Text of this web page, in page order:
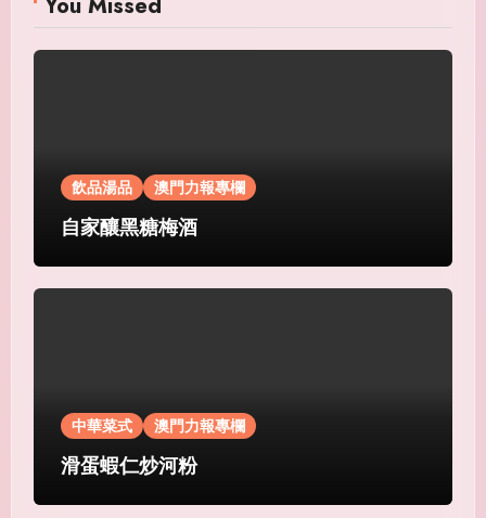
You Missed
飲品湯品 澳門力報專欄
自家釀黑糖梅酒
中華菜式 澳門力報專欄
滑蛋蝦仁炒河粉